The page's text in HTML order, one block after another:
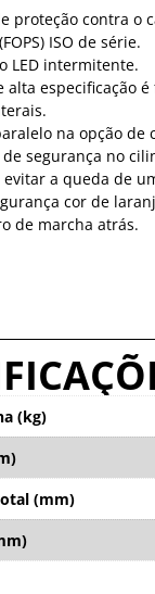
proteção contra o
ISO de série.
LED intermitente.
alta especificação
na opção de
de segurança no
evitar a queda de
cor de
de marcha atrás.
(kg)
(mm)